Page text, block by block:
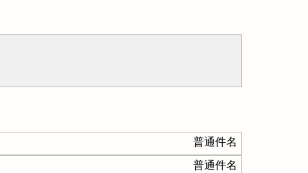
普通件名
普通件名